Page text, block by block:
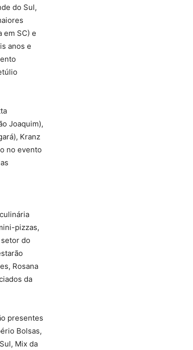
do Sul,
em SC) e
anos e
Joaquim),
Kranz
no evento
pizzas,
do
Rosana
da
presentes
Bolsas,
Mix da